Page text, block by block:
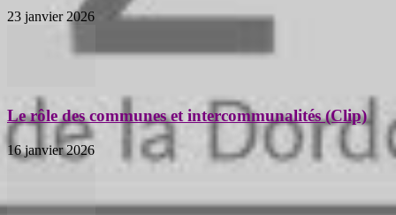
23 janvier 2026
Le rôle des communes et intercommunalités (Clip)
16 janvier 2026